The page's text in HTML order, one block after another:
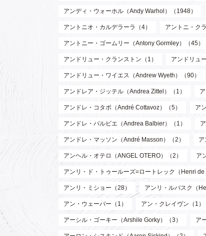
アンディ・ウォーホル（Andy Warhol）（1948）
アントニオ・カルデラーラ（4） アントニ・ク
アントニー・ゴームリー（Antony Gormley）（45）
アンドリュー・クランストン（1） アンドリュ
アンドリュー・ワイエス（Andrew Wyeth）（90）
アンドレア・ジッテル（Andrea Zittel）（1）
アンドレ・コタボ（André Cottavoz）（5） ア
アンドレ・バルビエ（Andrea Balbier）（1）
アンドレ・マッソン（André Masson）（2） ア
アンヘル・オテロ（ANGEL OTERO）（2） ア
アンリ・ド・トゥールーズ=ロートレック（Henri de
アンリ・ミショー（28） アンリ・ルバスク（
アン・ウェーバー（1） アン・クレイヴン（1）
アーシル・ゴーキー（Arshile Gorky）（3） ア